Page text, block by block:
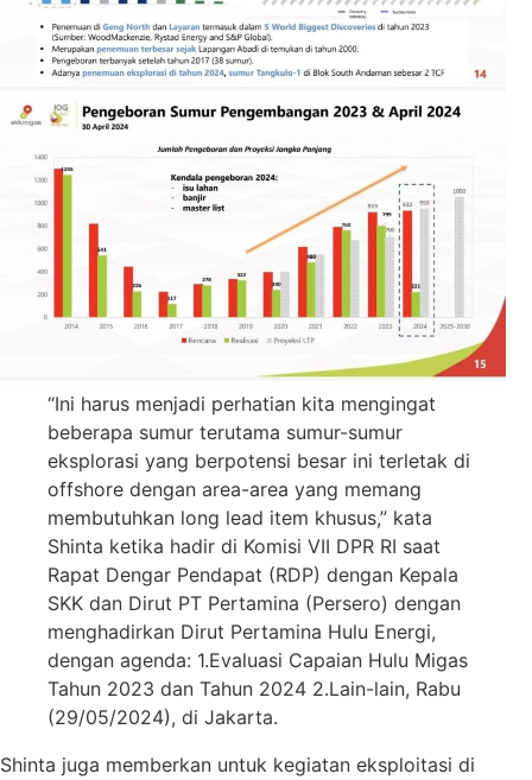
“Ini harus menjadi perhatian kita mengingat
beberapa sumur terutama sumur-sumur
eksplorasi yang berpotensi besar ini terletak di
offshore dengan area-area yang memang
membutuhkan long lead item khusus,” kata
Shinta ketika hadir di Komisi VII DPR RI saat
Rapat Dengar Pendapat (RDP) dengan Kepala
SKK dan Dirut PT Pertamina (Persero) dengan
menghadirkan Dirut Pertamina Hulu Energi,
dengan agenda: 1.Evaluasi Capaian Hulu Migas
Tahun 2023 dan Tahun 2024 2.Lain-lain, Rabu
(29/05/2024), di Jakarta.
Shinta juga memberkan untuk kegiatan eksploitasi di